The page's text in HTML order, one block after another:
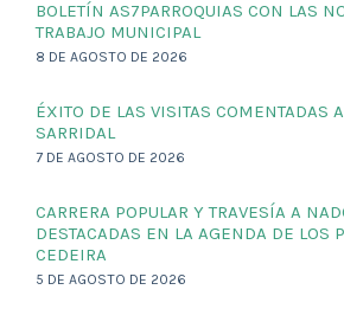
BOLETÍN AS7PARROQUIAS CON LAS
TRABAJO MUNICIPAL
8 DE AGOSTO DE 2026
ÉXITO DE LAS VISITAS COMENTADAS
SARRIDAL
7 DE AGOSTO DE 2026
CARRERA POPULAR Y TRAVESÍA A
DESTACADAS EN LA AGENDA DE LOS
CEDEIRA
5 DE AGOSTO DE 2026